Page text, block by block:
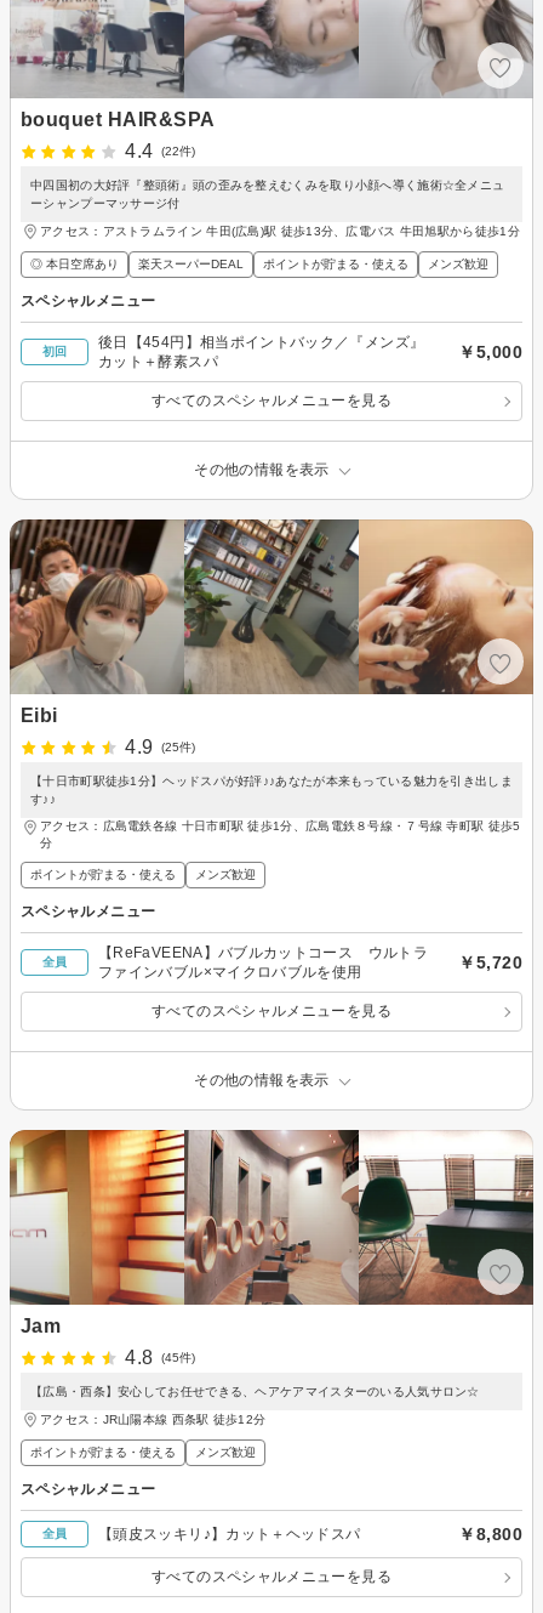
bouquet HAIR&SPA
4.4
(22件)
中四国初の大好評『整頭術』頭の歪みを整えむくみを取り小顔へ導く施術☆全メニュ
ーシャンプーマッサージ付
アクセス：アストラムライン 牛田(広島)駅 徒歩13分、広電バス 牛田旭駅から徒歩1分
◎ 本日空席あり 楽天スーパーDEAL ポイントが貯まる・使える メンズ歓迎
スペシャルメニュー
初回
後日【454円】相当ポイントバック／『メンズ』
カット＋酵素スパ
￥5,000
すべてのスペシャルメニューを見る
その他の情報を表示
Eibi
4.9
(25件)
【十日市町駅徒歩1分】ヘッドスパが好評♪♪あなたが本来もっている魅力を引き出しま
す♪♪
アクセス：広島電鉄各線 十日市町駅 徒歩1分、広島電鉄８号線・７号線 寺町駅 徒歩5
分
ポイントが貯まる・使える メンズ歓迎
スペシャルメニュー
全員
【ReFaVEENA】バブルカットコース ウルトラ
ファインバブル×マイクロバブルを使用
￥5,720
すべてのスペシャルメニューを見る
その他の情報を表示
Jam
4.8
(45件)
【広島・西条】安心してお任せできる、ヘアケアマイスターのいる人気サロン☆
アクセス：JR山陽本線 西条駅 徒歩12分
ポイントが貯まる・使える メンズ歓迎
スペシャルメニュー
全員 【頭皮スッキリ♪】カット＋ヘッドスパ ￥8,800
すべてのスペシャルメニューを見る